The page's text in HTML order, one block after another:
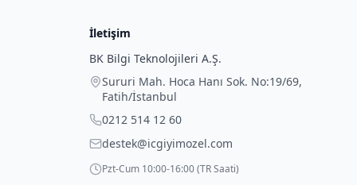
İletişim
BK Bilgi Teknolojileri A.Ş.
Sururi Mah. Hoca Hanı Sok. No:19/69,
Fatih/İstanbul
0212 514 12 60
destek@icgiyimozel.com
Pzt-Cum 10:00-16:00 (TR Saati)